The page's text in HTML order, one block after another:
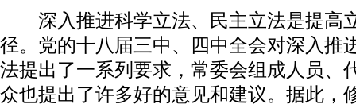
深入推进科学立法、民主立法是提高
径。党的十八届三中、四中全会对深入推
法提出了一系列要求，常委会组成人员、
众也提出了许多好的意见和建议。据此，